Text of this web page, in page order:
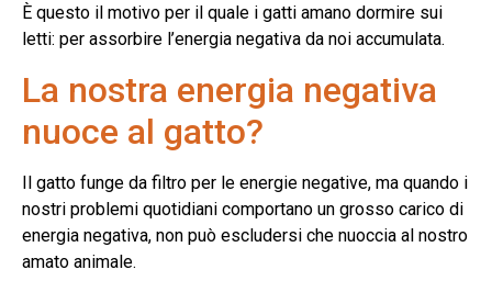
È questo il motivo per il quale i gatti amano dormire sui
letti: per assorbire l’energia negativa da noi accumulata.
La nostra energia negativa
nuoce al gatto?
Il gatto funge da filtro per le energie negative, ma quando i
nostri problemi quotidiani comportano un grosso carico di
energia negativa, non può escludersi che nuoccia al nostro
amato animale.